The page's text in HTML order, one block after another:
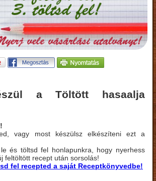
a Töltött hasaalja
vagy most készülsz elkészíteni ezt a
és töltsd fel honlapunkra, hogy nyerhess
feltöltött recept után sorsolás!
fel recepted a saját Receptkönyvedbe!